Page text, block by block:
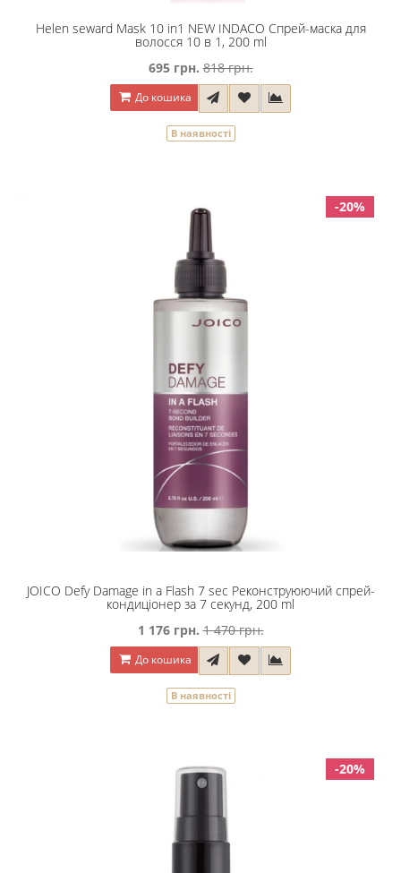
Helen seward Mask 10 in1 NEW INDACO Спрей-маска для
волосся 10 в 1, 200 ml
695 грн. 818 грн.
До кошика
В наявності
-20%
JOICO Defy Damage in a Flash 7 sec Реконструюючий спрей-
кондиціонер за 7 секунд, 200 ml
1 176 грн. 1 470 грн.
До кошика
В наявності
-20%